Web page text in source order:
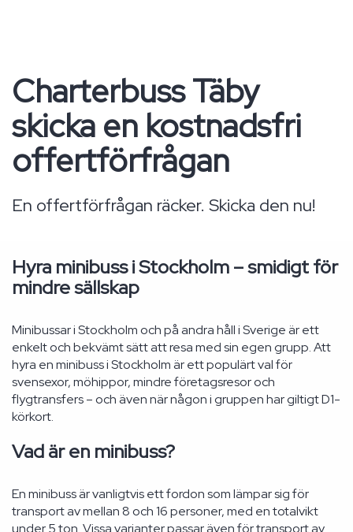
Charterbuss Täby
skicka en kostnadsfri
offertförfrågan
En offertförfrågan räcker. Skicka den nu!
Hyra minibuss i Stockholm – smidigt för
mindre sällskap
Minibussar i Stockholm och på andra håll i Sverige är ett
enkelt och bekvämt sätt att resa med sin egen grupp. Att
hyra en minibuss i Stockholm är ett populärt val för
svensexor, möhippor, mindre företagsresor och
flygtransfers – och även när någon i gruppen har giltigt D1-
körkort.
Vad är en minibuss?
En minibuss är vanligtvis ett fordon som lämpar sig för
transport av mellan 8 och 16 personer, med en totalvikt
under 5 ton. Vissa varianter passar även för transport av